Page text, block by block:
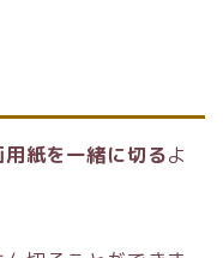
紙を一緒に切るよ